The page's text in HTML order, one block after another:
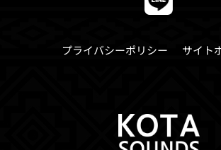
プライバシーポリシー サイト